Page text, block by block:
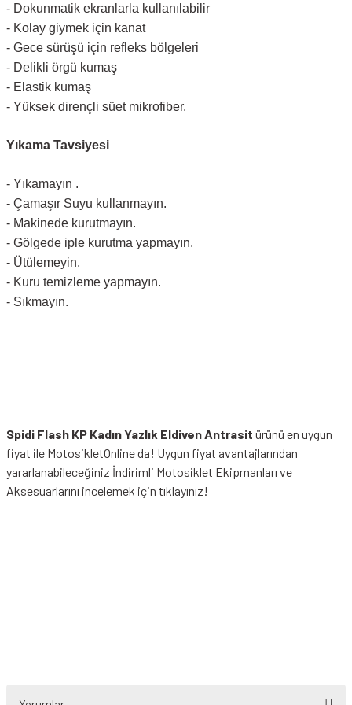
- Dokunmatik ekranlarla kullanılabilir
- Kolay giymek için kanat
- Gece sürüşü için refleks bölgeleri
- Delikli örgü kumaş
- Elastik kumaş
- Yüksek dirençli süet mikrofiber.
Yıkama Tavsiyesi
- Yıkamayın .
- Çamaşır Suyu kullanmayın.
- Makinede kurutmayın.
- Gölgede iple kurutma yapmayın.
- Ütülemeyin.
- Kuru temizleme yapmayın.
- Sıkmayın.
Spidi Flash KP Kadın Yazlık Eldiven Antrasit ürünü en uygun
fiyat ile MotosikletOnline da! Uygun fiyat avantajlarından
yararlanabileceğiniz İndirimli Motosiklet Ekipmanları ve
Aksesuarlarını incelemek için tıklayınız!